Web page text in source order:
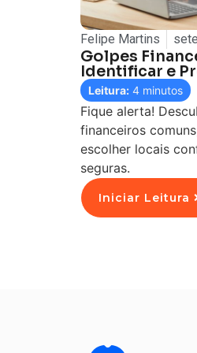
Felipe Martins
Golpes
Identificar e
Leitura: 4 minutos
Fique alerta!
financeiros
escolher locais
seguras.
Iniciar Leitura